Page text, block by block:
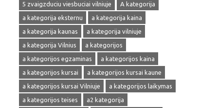
5 zvaigzduciu viesbuciai vilniuje
A kategorija
a kategorija eksternu
a kategorija kaina
a kategorija kaunas
a kategorija vilniuje
a kategorija Vilnius
a kategorijos
a kategorijos egzaminas
a kategorijos kaina
a kategorijos kursai
a kategorijos kursai kaune
a kategorijos kursai Vilniuje
a kategorijos laikymas
a kategorijos teises
a2 kategorija